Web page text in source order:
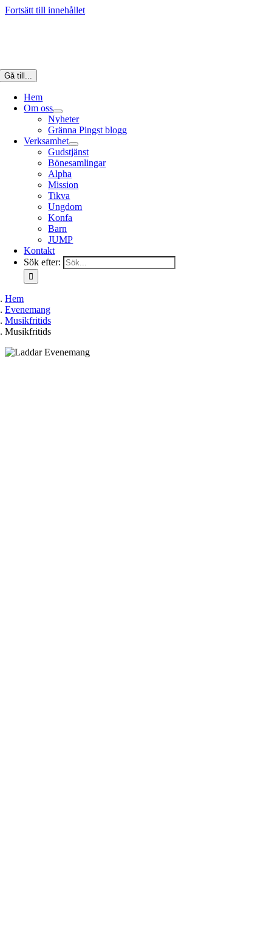
Fortsätt till innehållet
Gå till...
Hem
Om oss
Nyheter
Gränna Pingst blogg
Verksamhet
Gudstjänst
Bönesamlingar
Alpha
Mission
Tikva
Ungdom
Konfa
Barn
JUMP
Kontakt
Sök efter:
Hem
Evenemang
Musikfritids
Musikfritids